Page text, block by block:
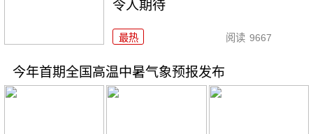
令人期待
最热 阅读 9667
今年首期全国高温中暑气象预报发布